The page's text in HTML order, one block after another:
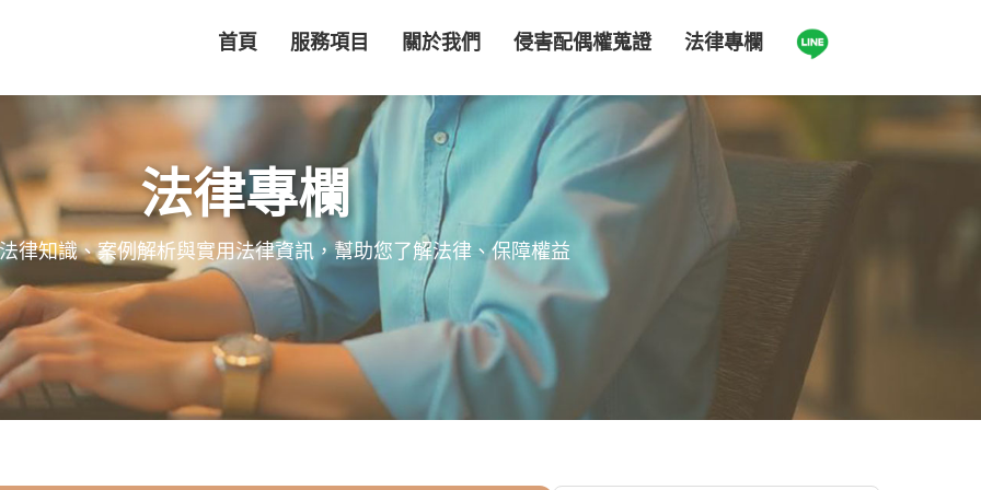
首頁 服務項目 關於我們 侵害配偶權蒐證 法律專欄
法律專欄
律知識、案例解析與實用法律資訊，幫助您了解法律、保障權益